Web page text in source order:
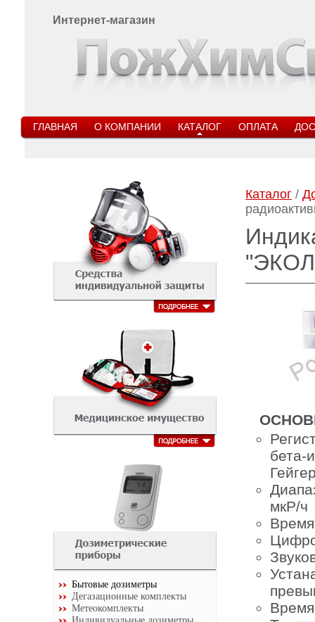
Интернет-магазин
ГЛАВНАЯ О КОМПАНИИ КАТАЛОГ ОПЛАТА
Бытовые дозиметры
Дегазационные комплекты
Метеокомплекты
Каталог /
бета-
мкР/ч